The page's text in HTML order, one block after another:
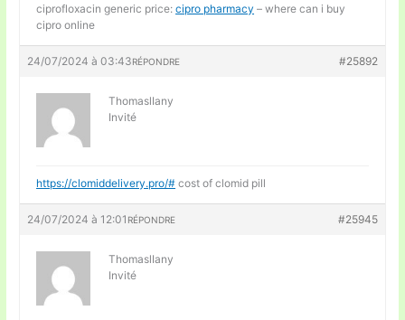
ciprofloxacin generic price:cipro pharmacy – where can i buy
cipro online
24/07/2024 à 03:43 #25892
RÉPONDRE
ThomaslIany
Invité
https://clomiddelivery.pro/# cost of clomid pill
24/07/2024 à 12:01 #25945
RÉPONDRE
ThomaslIany
Invité